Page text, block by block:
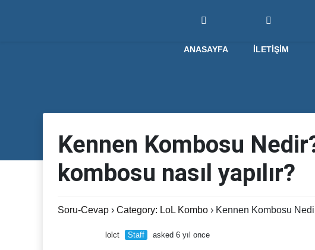
ANASAYFA İLETIŞIM
Kennen Kombosu
kombosu nasıl yapılır?
Soru-Cevap › Category: LoL Kombo › Kennen Kombosu
lolct Staff asked 6 yıl once